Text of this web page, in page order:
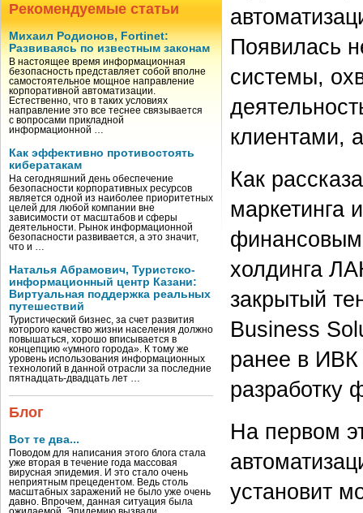
Рекомендуемые статьи
Михаил Родионов, Fortinet:
Развиваясь по известным законам
В настоящее время информационная
безопасность представляет собой вполне
самостоятельное мощное направление
корпоративной автоматизации.
Естественно, что в таких условиях
направление это все теснее связывается
с вопросами прикладной
информационной …
Как эффективно противостоять
кибератакам
На сегодняшний день обеспечение
безопасности корпоративных ресурсов
является одной из наиболее приоритетных
целей для любой компании вне
зависимости от масштабов и сферы
деятельности. Рынок информационной
безопасности развивается, а это значит,
что и …
Наталья Абрамович, Туристско-
информационный центр Казани:
Виртуальная поддержка реальных
путешествий
Туристический бизнес, за счет развития
которого качество жизни населения должно
повышаться, хорошо вписывается в
концепцию «умного города». К тому же
уровень использования информационных
технологий в данной отрасли за последние
пятнадцать-двадцать лет …
Блог
Вот те два...
Поводом для написания этого блога стала
уже вторая в течение года массовая
вирусная эпидемия. И это стало очень
неприятным прецедентом. Ведь столь
масштабных заражений не было уже очень
давно. Впрочем, данная ситуация была
Появилась
системы,
клиентами,
Как
маркетинга
холдинга
закрытый
Business
ранее в ИВК
разработку
На первом
установит